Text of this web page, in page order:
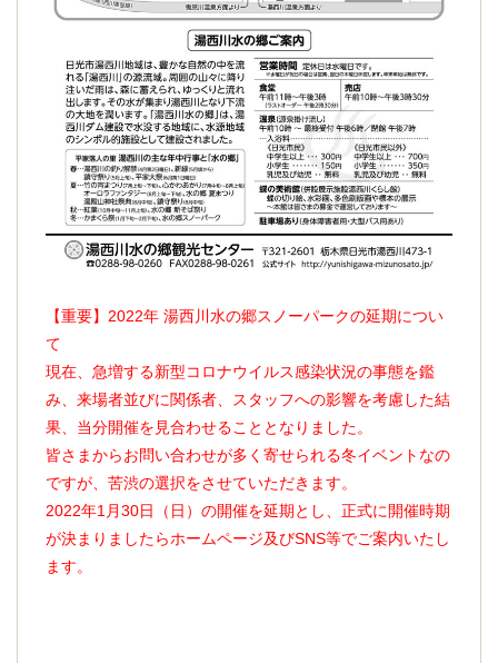
【重要】2022年 湯西川水の郷スノーパークの延期につい
て
現在、急増する新型コロナウイルス感染状況の事態を鑑
み、来場者並びに関係者、スタッフへの影響を考慮した結
果、当分開催を見合わせることとなりました。
皆さまからお問い合わせが多く寄せられる冬イベントなの
ですが、苦渋の選択をさせていただきます。
2022年1月30日（日）の開催を延期とし、正式に開催時期
が決まりましたらホームページ及びSNS等でご案内いたし
ます。